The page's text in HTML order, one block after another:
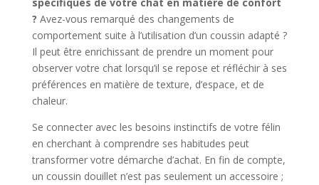
spécifiques de votre chat en matière de confort
? Avez-vous remarqué des changements de
comportement suite à l’utilisation d’un coussin adapté ?
Il peut être enrichissant de prendre un moment pour
observer votre chat lorsqu’il se repose et réfléchir à ses
préférences en matière de texture, d’espace, et de
chaleur.
Se connecter avec les besoins instinctifs de votre félin
en cherchant à comprendre ses habitudes peut
transformer votre démarche d’achat. En fin de compte,
un coussin douillet n’est pas seulement un accessoire ;